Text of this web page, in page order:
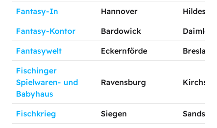
Fantasy-In Hannover
Fantasy-Kontor Bardowick
Fantasywelt Eckernförde
Fischinger
Spielwaren- und
Babyhaus
Ravensburg Kirchstr.
Fischkrieg Siegen Sandstr.